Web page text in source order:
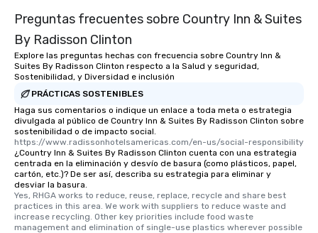
Preguntas frecuentes sobre Country Inn & Suites
By Radisson Clinton
Explore las preguntas hechas con frecuencia sobre Country Inn &
Suites By Radisson Clinton respecto a la Salud y seguridad,
Sostenibilidad, y Diversidad e inclusión
PRÁCTICAS SOSTENIBLES
Haga sus comentarios o indique un enlace a toda meta o estrategia
divulgada al público de Country Inn & Suites By Radisson Clinton sobre
sostenibilidad o de impacto social.
https://www.radissonhotelsamericas.com/en-us/social-responsibility
¿Country Inn & Suites By Radisson Clinton cuenta con una estrategia
centrada en la eliminación y desvío de basura (como plásticos, papel,
cartón, etc.)? De ser así, describa su estrategia para eliminar y
desviar la basura.
Yes, RHGA works to reduce, reuse, replace, recycle and share best
practices in this area. We work with suppliers to reduce waste and
increase recycling. Other key priorities include food waste
management and elimination of single-use plastics wherever possible